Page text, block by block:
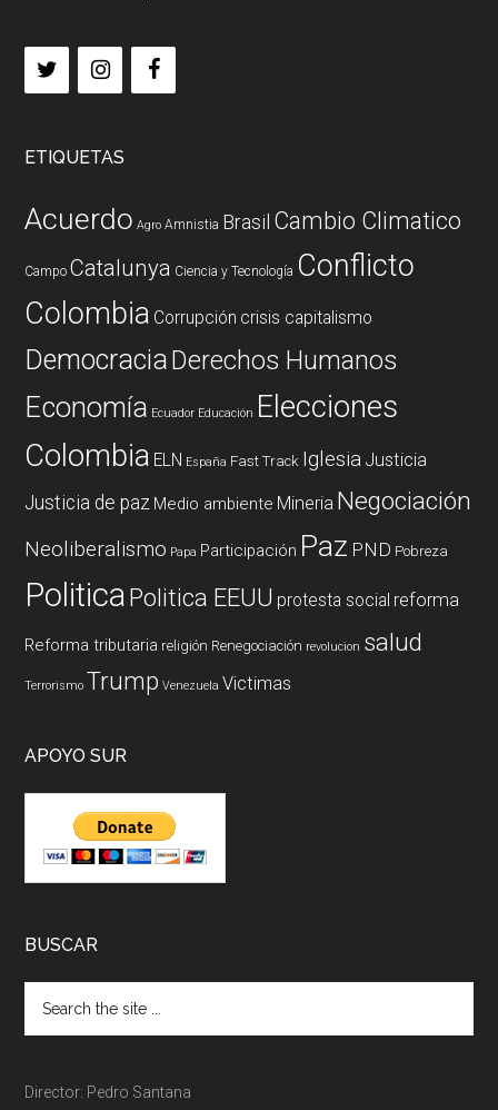
ETIQUETAS
Acuerdo Agro Amnistia Brasil Cambio Climatico
Campo Catalunya Ciencia y Tecnología Conflicto
Colombia Corrupción crisis capitalismo
DemocraciaDerechos Humanos
Economía Ecuador Educación Elecciones
Colombia ELN España Fast Track Iglesia Justicia
Justicia de paz Medio ambiente Mineria Negociación
Neoliberalismo Papa Participación Paz PND Pobreza
PoliticaPolitica EEUU protesta social reforma
Reforma tributaria religión Renegociación revolucion salud
Terrorismo Trump Venezuela Victimas
APOYO SUR
BUSCAR
Director: Pedro Santana